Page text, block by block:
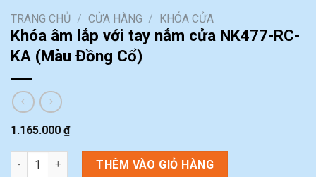
TRANG CHỦ / CỬA HÀNG / KHÓA CỬA
Khóa âm lắp với tay nắm cửa NK477-RC-
KA (Màu Đồng Cổ)
1.165.000 ₫
Khóa âm lắp với tay nắm cửa NK477-RC-KA (Màu Đồng Cổ) số
THÊM VÀO GIỎ HÀNG